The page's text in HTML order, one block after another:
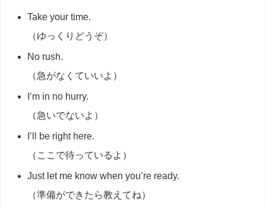
Take your time.
（ゆっくりどうぞ）
No rush.
（急がなくていいよ）
I’m in no hurry.
（急いでないよ）
I’ll be right here.
（ここで待っているよ）
Just let me know when you’re ready.
（準備ができたら教えてね）